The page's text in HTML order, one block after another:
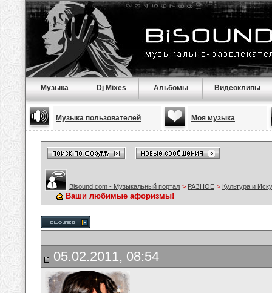
Музыка Dj Mixes Альбомы Видеоклипы
Музыка пользователей Моя музыка
Bisound.com - Музыкальный портал > РАЗНОЕ > Культура и
Ваши любимые афоризмы!
05.02.2011, 08:54